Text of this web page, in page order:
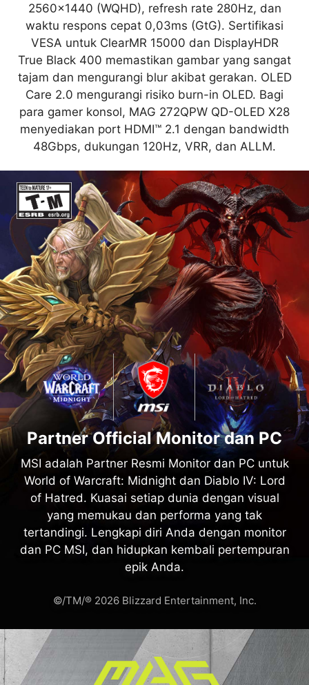
2560x1440 (WQHD), refresh rate 280Hz, dan
waktu respons cepat 0,03ms (GtG). Sertifikasi
VESA untuk ClearMR 15000 dan DisplayHDR
True Black 400 memastikan gambar yang sangat
tajam dan mengurangi blur akibat gerakan. OLED
Care 2.0 mengurangi risiko burn-in OLED. Bagi
para gamer konsol, MAG 272QPW QD-OLED X28
menyediakan port HDMI™ 2.1 dengan bandwidth
48Gbps, dukungan 120Hz, VRR, dan ALLM.
Partner Official Monitor dan PC
MSI adalah Partner Resmi Monitor dan PC untuk
World of Warcraft: Midnight dan Diablo IV: Lord
of Hatred. Kuasai setiap dunia dengan visual
yang memukau dan performa yang tak
tertandingi. Lengkapi diri Anda dengan monitor
dan PC MSI, dan hidupkan kembali pertempuran
epik Anda.
©/TM/® 2026 Blizzard Entertainment, Inc.